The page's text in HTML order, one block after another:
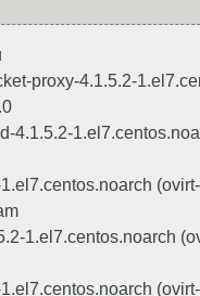
proxy-4.1.5.2-
4.1.5.2-
1.el7.centos.noarch